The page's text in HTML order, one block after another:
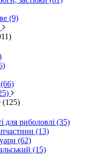
(9)
(125)
для риболовлі (35)
(13)
(62)
(15)